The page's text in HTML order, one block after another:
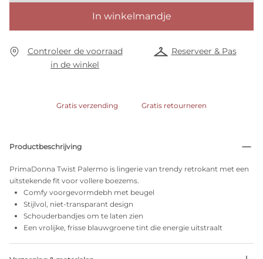
In winkelmandje
Controleer de voorraad
in de winkel
Reserveer & Pas
Gratis verzending Gratis retourneren
Productbeschrijving
PrimaDonna Twist Palermo is lingerie van trendy retrokant met een
uitstekende fit voor vollere boezems.
Comfy voorgevormdebh met beugel
Stijlvol, niet-transparant design
Schouderbandjes om te laten zien
Een vrolijke, frisse blauwgroene tint die energie uitstraalt